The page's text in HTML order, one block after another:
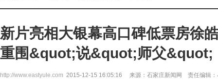
新片亮相大银幕高口碑低票房徐
重围&quot;说&quot;师父&quot;
http://www.eastyule.com 2015-12-15 16:05:16 来源：石家庄新闻网 责任编辑：